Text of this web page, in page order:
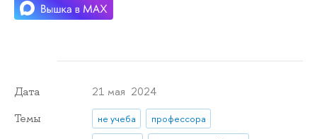
Дата 21 мая 2024
Темы не учеба
профессора